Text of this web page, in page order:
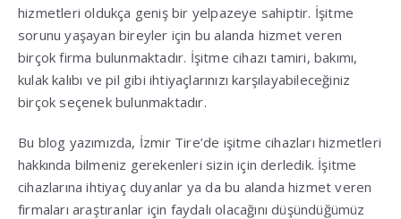
hizmetleri oldukça geniş bir yelpazeye sahiptir. İşitme
sorunu yaşayan bireyler için bu alanda hizmet veren
birçok firma bulunmaktadır. İşitme cihazı tamiri, bakımı,
kulak kalıbı ve pil gibi ihtiyaçlarınızı karşılayabileceğiniz
birçok seçenek bulunmaktadır.
Bu blog yazımızda, İzmir Tire’de işitme cihazları hizmetleri
hakkında bilmeniz gerekenleri sizin için derledik. İşitme
cihazlarına ihtiyaç duyanlar ya da bu alanda hizmet veren
firmaları araştıranlar için faydalı olacağını düşündüğümüz